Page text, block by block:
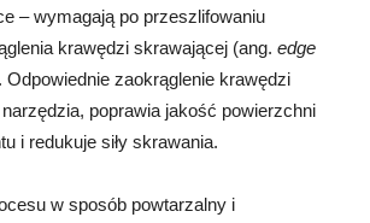
– wymagają po przeszlifowaniu
krawędzi skrawającej (ang. edge
Odpowiednie zaokrąglenie krawędzi
poprawia jakość powierzchni
i redukuje siły skrawania.
w sposób powtarzalny i